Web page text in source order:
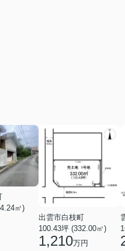
㎡)
出雲市白枝町
100.43坪 (332.00㎡)
1,210万円